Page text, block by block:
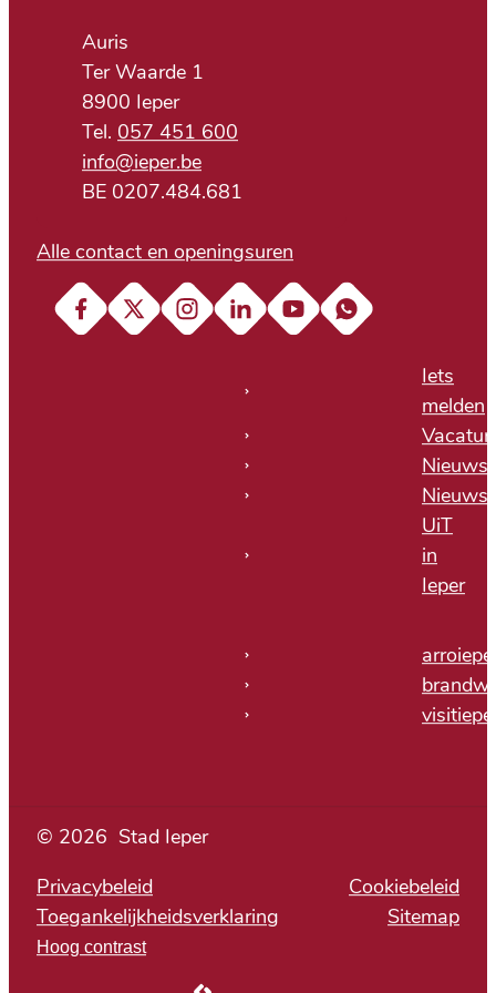
AdresAuris
Ter Waarde 1
,8900 Ieper
057 451 600
E-mailinfo@ieper.be
BTW nr.BE 0207.484.681
Alle contact en openingsuren
Iets
melden
Nieuws
UiT
in
Ieper
FacebookX (Twitter)InstagramLinkedInYouTubeSoundcloud
© 2026 Stad Ieper
Privacybeleid
Cookiebeleid
Toegankelijkheidsverklaring
Sitemap
Hoog contrast